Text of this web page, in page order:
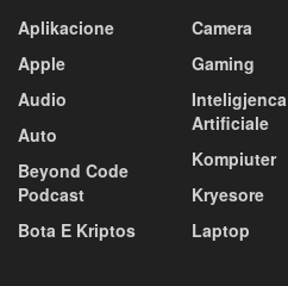
Aplikacione
Apple
Audio
Auto
Beyond Code
Podcast
Bota E Kriptos
Camera
Gaming
Inteligjenca
Artificiale
Kompiuter
Kryesore
Laptop